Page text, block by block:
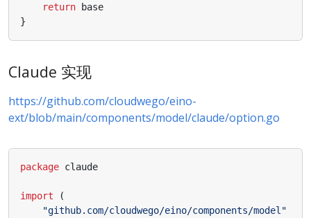
return
base
}
Claude 实现
https://github.com/cloudwego/eino-
ext/blob/main/components/model/claude/option.go
package claude
import
(
"github.com/cloudwego/eino/components/model"